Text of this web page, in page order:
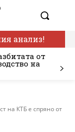
анализ!
от
на
на КТБ е спряно от